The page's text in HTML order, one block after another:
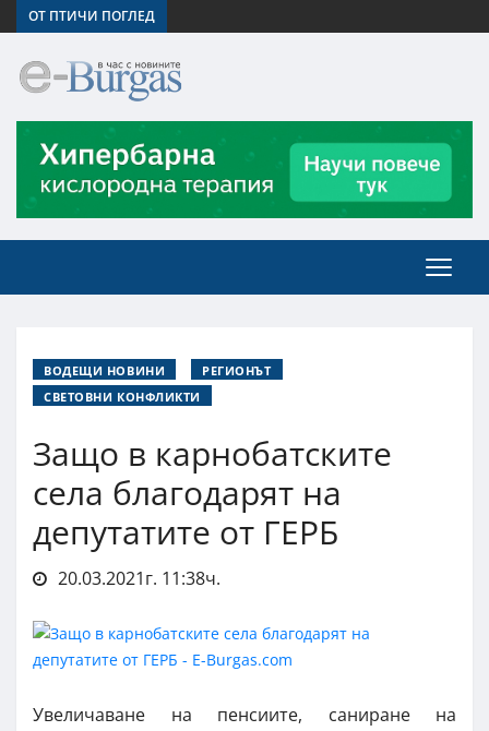
ОТ ПТИЧИ ПОГЛЕД
ВОДЕЩИ НОВИНИ
РЕГИОНЪТ
СВЕТОВНИ КОНФЛИКТИ
Защо в карнобатските
села благодарят на
депутатите от ГЕРБ
20.03.2021г. 11:38ч.
Увеличаване на пенсиите, саниране на